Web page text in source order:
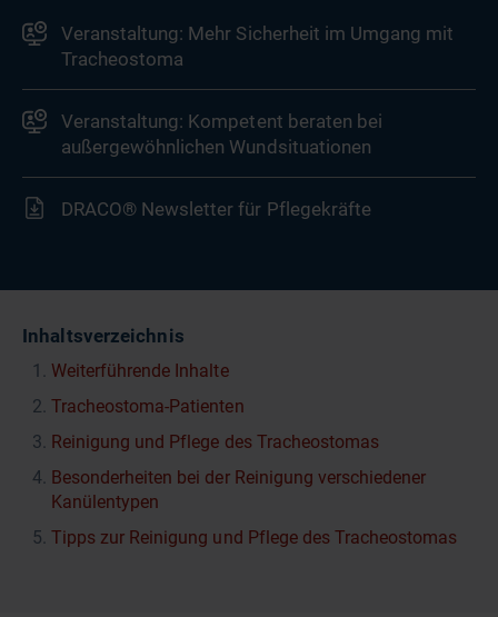
Inhaltsverzeichnis
Weiterführende Inhalte
Tracheostoma-Patienten
Reinigung und Pflege des Tracheostomas
Besonderheiten bei der Reinigung verschiedener
Kanülentypen
Tipps zur Reinigung und Pflege des Tracheostomas
Veranstaltung: Mehr Sicherheit im Umgang mit
Tracheostoma
Veranstaltung: Kompetent beraten bei
außergewöhnlichen Wundsituationen
DRACO® Newsletter für Pflegekräfte